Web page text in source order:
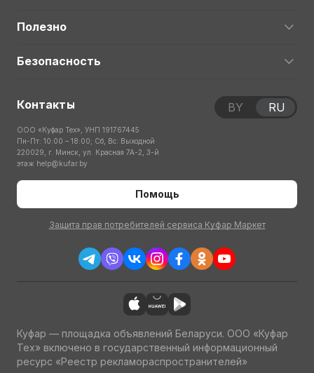
Полезно
Безопасность
Контакты
ООО «Куфар Тех», УНП 191767445
Пн-Пт: 10:00 – 18:00; Сб, Вс: Выходной
220029, г. Минск, ул. Красная 7А-2, 3-й
этаж help@kufar.by
Помощь
Защита прав потребителей сервиса Куфар Маркет
BY RU
Куфар — площадка объявлений Беларуси. ООО «Куфар
Тех» включено в государственный информационный
ресурс «Реестр рекламораспространителей»